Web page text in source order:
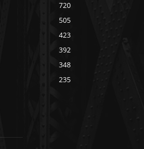
720
505
423
392
348
235